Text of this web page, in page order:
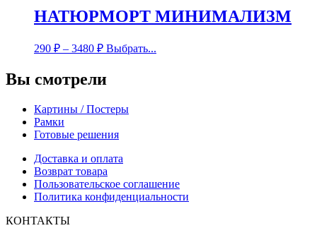
НАТЮРМОРТ МИНИМАЛИЗМ
290 ₽ – 3480 ₽ Выбрать...
Вы смотрели
Картины / Постеры
Рамки
Готовые решения
Доставка и оплата
Возврат товара
Пользовательское соглашение
Политика конфиденциальности
КОНТАКТЫ